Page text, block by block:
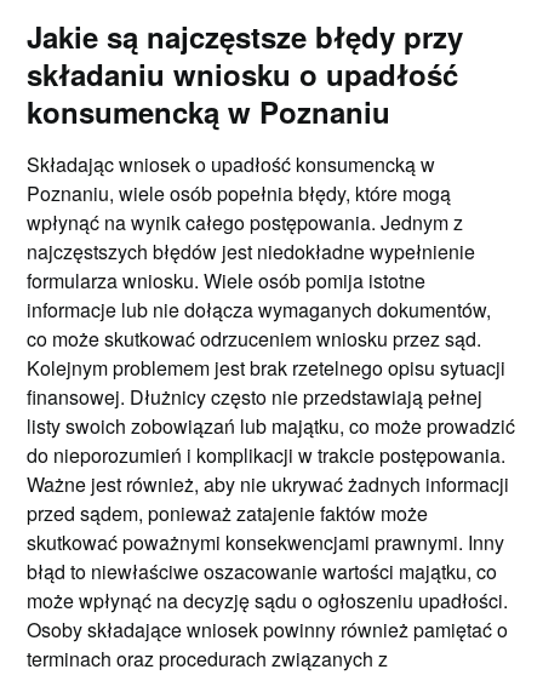
Jakie są najczęstsze błędy przy
składaniu wniosku o upadłość
konsumencką w Poznaniu
Składając wniosek o upadłość konsumencką w
Poznaniu, wiele osób popełnia błędy, które mogą
wpłynąć na wynik całego postępowania. Jednym z
najczęstszych błędów jest niedokładne wypełnienie
formularza wniosku. Wiele osób pomija istotne
informacje lub nie dołącza wymaganych dokumentów,
co może skutkować odrzuceniem wniosku przez sąd.
Kolejnym problemem jest brak rzetelnego opisu sytuacji
finansowej. Dłużnicy często nie przedstawiają pełnej
listy swoich zobowiązań lub majątku, co może prowadzić
do nieporozumień i komplikacji w trakcie postępowania.
Ważne jest również, aby nie ukrywać żadnych informacji
przed sądem, ponieważ zatajenie faktów może
skutkować poważnymi konsekwencjami prawnymi. Inny
błąd to niewłaściwe oszacowanie wartości majątku, co
może wpłynąć na decyzję sądu o ogłoszeniu upadłości.
Osoby składające wniosek powinny również pamiętać o
terminach oraz procedurach związanych z